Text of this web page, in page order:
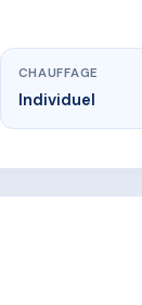
CHAUFFAGE
Individuel